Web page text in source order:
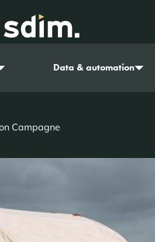
Data & automation
Campagne